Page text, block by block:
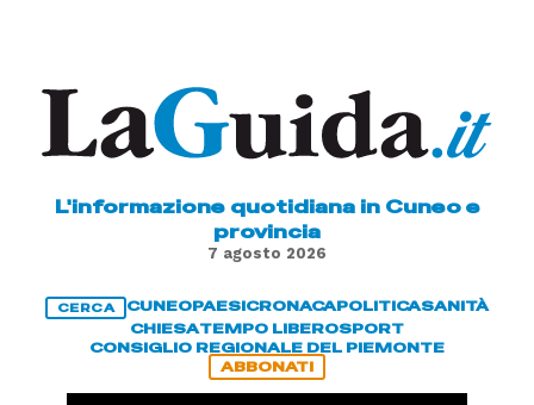
L'informazione quotidiana in Cuneo e
provincia
7 agosto 2026
CERCA CUNEOPAESICRONACAPOLITICASANITÀ
CHIESATEMPO LIBEROSPORT
CONSIGLIO REGIONALE DEL PIEMONTE
ABBONATI